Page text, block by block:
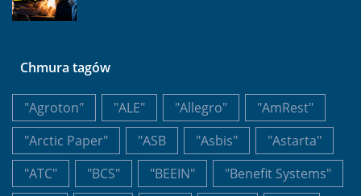
Chmura tagów
"Agroton" "ALE" "Allegro"
"AmRest"
"Arctic Paper"
"ASB "Asbis"
"Astarta"
"ATC"
"BCS" "BEEIN"
"Benefit Systems"